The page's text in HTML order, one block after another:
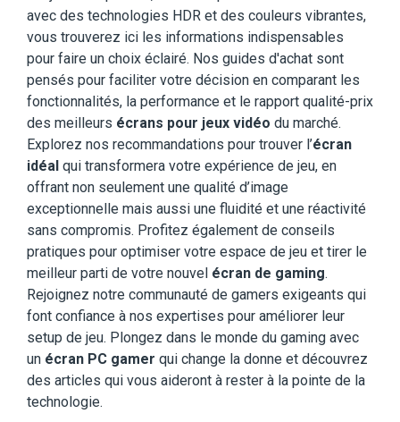
avec des technologies HDR et des couleurs vibrantes,
vous trouverez ici les informations indispensables
pour faire un choix éclairé. Nos guides d'achat sont
pensés pour faciliter votre décision en comparant les
fonctionnalités, la performance et le rapport qualité-prix
des meilleurs écrans pour jeux vidéo du marché.
Explorez nos recommandations pour trouver l’écran
idéal qui transformera votre expérience de jeu, en
offrant non seulement une qualité d’image
exceptionnelle mais aussi une fluidité et une réactivité
sans compromis. Profitez également de conseils
pratiques pour optimiser votre espace de jeu et tirer le
meilleur parti de votre nouvel écran de gaming.
Rejoignez notre communauté de gamers exigeants qui
font confiance à nos expertises pour améliorer leur
setup de jeu. Plongez dans le monde du gaming avec
un écran PC gamer qui change la donne et découvrez
des articles qui vous aideront à rester à la pointe de la
technologie.
Taille de l'écran:32 pouces
Résolution:3840 x 2160
Type d'écran:QD-OLED incurvé
Taux de rafraichissement:240 Hz
Temps de réponse:
View Details →
Taille de l'écran:
Résolution:3440 x 1440 pixels (UWQHD)
Type d'écran:QD-OLED incurvé (1800R)
Taux de rafraichissement:
Temps de réponse:
View Details →